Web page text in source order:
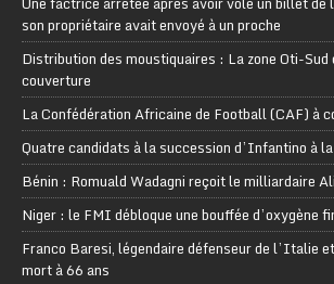
son propriétaire avait envoyé à un proche
Distribution des moustiquaires : La zone Oti-
couverture
La Confédération Africaine de Football (CAF) à
Quatre candidats à la succession d’Infantino à
Bénin : Romuald Wadagni reçoit le milliardaire
Niger : le FMI débloque une bouffée d’oxygène
Franco Baresi, légendaire défenseur de l’Italie
mort à 66 ans